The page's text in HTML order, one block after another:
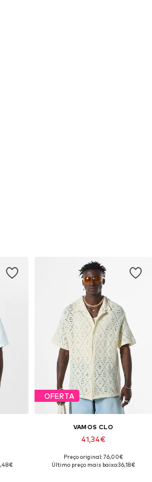
L, XL
OFERTA
VAMOS CLO
41,34€
Tamanhos disponíveis: S, M, XL
Preço original: 76,00€
Último preço mais baixo:36,18€